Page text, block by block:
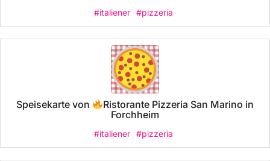
#italiener #pizzeria
Speisekarte von
Ristorante Pizzeria San Marino in
Forchheim
#italiener #pizzeria